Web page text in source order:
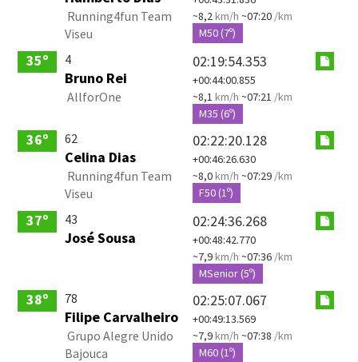
Running4fun Team
Viseu
~8,2km/h ~07:20 /km
M50 (7º)
35º 4
Bruno Rei
AllforOne
02:19:54.353
+00:44:00.855
~8,1 km/h ~07:21 /km
M35 (6º)
36º 62
Celina Dias
Running4fun Team
Viseu
02:22:20.128
+00:46:26.630
~8,0km/h ~07:29 /km
F50 (1º)
37º 43
José Sousa
02:24:36.268
+00:48:42.770
~7,9km/h ~07:36 /km
MSenior (5º)
38º 78
Filipe Carvalheiro
Grupo Alegre Unido
Bajouca
02:25:07.067
+00:49:13.569
~7,9km/h ~07:38 /km
M60 (1º)